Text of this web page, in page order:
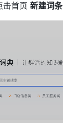
击首页 新建词条